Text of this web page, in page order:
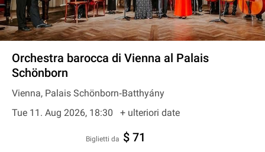
Orchestra barocca di Vienna al Palais
Schönborn
Vienna, Palais Schönborn‐Batthyány
Tue 11. Aug 2026, 18:30
+ ulteriori date
Biglietti da $ 71